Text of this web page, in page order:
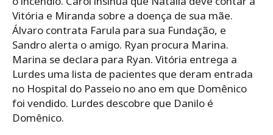
Vitória e Miranda sobre a doença de sua mãe.
Álvaro contrata Farula para sua Fundação, e
Sandro alerta o amigo. Ryan procura Marina.
Marina se declara para Ryan. Vitória entrega a
Lurdes uma lista de pacientes que deram entrada
no Hospital do Passeio no ano em que Domênico
foi vendido. Lurdes descobre que Danilo é
Domênico.